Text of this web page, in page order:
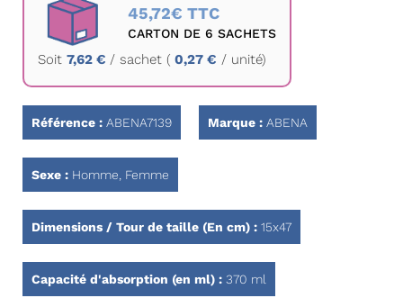
Galerie
45,72€ TTC
CARTON DE 6 SACHETS
Soit 7,62 € / sachet ( 0,27 € / unité)
Référence : ABENA7139 Marque : ABENA
Sexe : Homme, Femme
Dimensions / Tour de taille (En cm) : 15x47
Capacité d'absorption (en ml) : 370 ml